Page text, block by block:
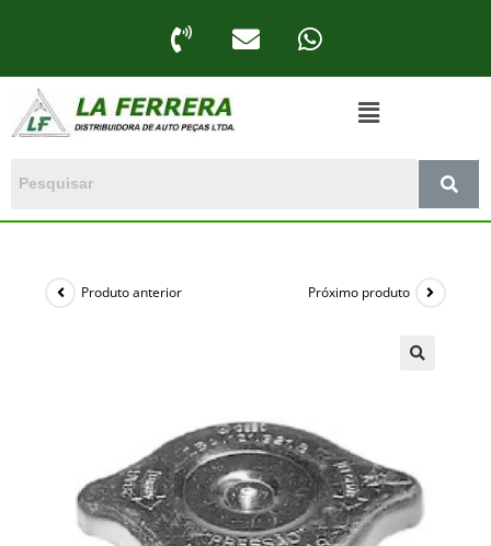
Produto anterior Próximo produto